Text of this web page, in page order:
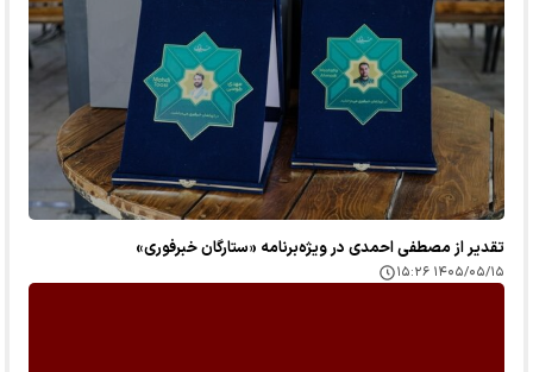
تقدیر از مصطفی احمدی در ویژه‌برنامه «ستارگان خبرفوری»
۱۴۰۵/۰۵/۱۵ ۱۵:۲۶